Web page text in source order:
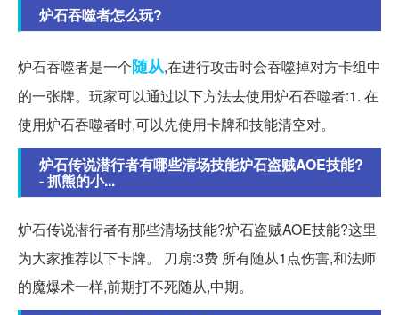
炉石吞噬者怎么玩?
炉石吞噬者是一个随从,在进行攻击时会吞噬掉对方卡组中
的一张牌。玩家可以通过以下方法去使用炉石吞噬者:1. 在
使用炉石吞噬者时,可以先使用卡牌和技能清空对。
炉石传说潜行者有哪些清场技能炉石盗贼AOE技能?
- 抓熊的小...
炉石传说潜行者有那些清场技能?炉石盗贼AOE技能?这里
为大家推荐以下卡牌。 刀扇:3费 所有随从1点伤害,和法师
的魔爆术一样,前期打不死随从,中期。